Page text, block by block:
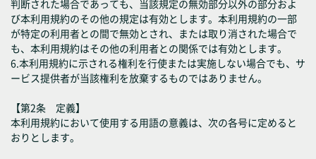
判断された場合であっても、当該規定の無効部分以外の部分およ
び本利用規約のその他の規定は有効とします。本利用規約の一部
が特定の利用者との間で無効とされ、または取り消された場合で
も、本利用規約はその他の利用者との関係では有効とします。
6.本利用規約に示される権利を行使または実施しない場合でも、サ
ービス提供者が当該権利を放棄するものではありません。
【第2条 定義】
本利用規約において使用する用語の意義は、次の各号に定めると
おりとします。